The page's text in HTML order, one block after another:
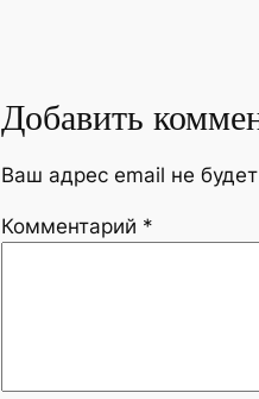
Добавить
Ваш адрес email не
Комментарий *